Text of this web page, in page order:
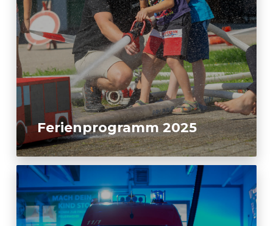
Ferienprogramm 2025